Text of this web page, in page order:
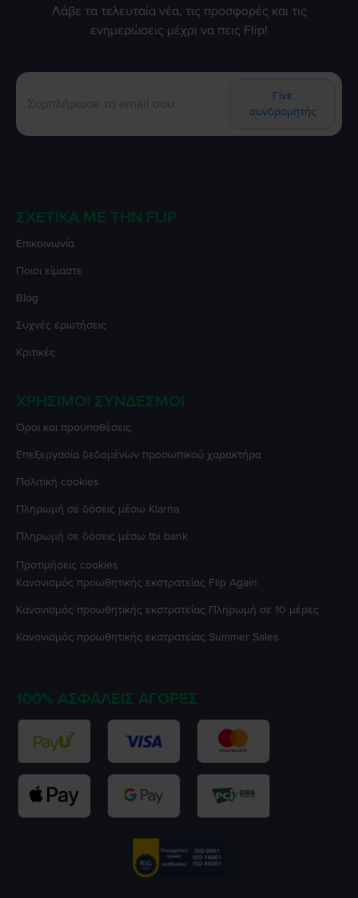
Λάβε τα τελευταία νέα, τις προσφορές και τις
ενημερώσεις μέχρι να πεις Flip!
Γίνε
συνδρομητής
ΣΧΕΤΙΚΆ ΜΕ ΤΗΝ FLIP
Επικοινωνία
Ποιοι είμαστε
Blog
Συχνές ερωτήσεις
Κριτικές
ΧΡΉΣΙΜΟΙ ΣΎΝΔΕΣΜΟΙ
Όροι και προϋποθέσεις
Επεξεργασία δεδομένων προσωπικού χαρακτήρα
Πολιτική cookies
Πληρωμή σε δόσεις μέσω Klarna
Πληρωμή σε δόσεις μέσω tbi bank
Προτιμήσεις cookies
Κανονισμός προωθητικής εκστρατείας Flip Again
Κανονισμός προωθητικής εκστρατείας Πληρωμή σε 10 μέρες
Κανονισμός προωθητικής εκστρατείας Summer Sales
100% ΑΣΦΑΛΕΊΣ ΑΓΟΡΈΣ